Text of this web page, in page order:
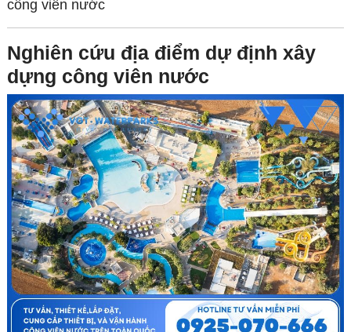
công viên nước
Nghiên cứu địa điểm dự định xây
dựng công viên nước